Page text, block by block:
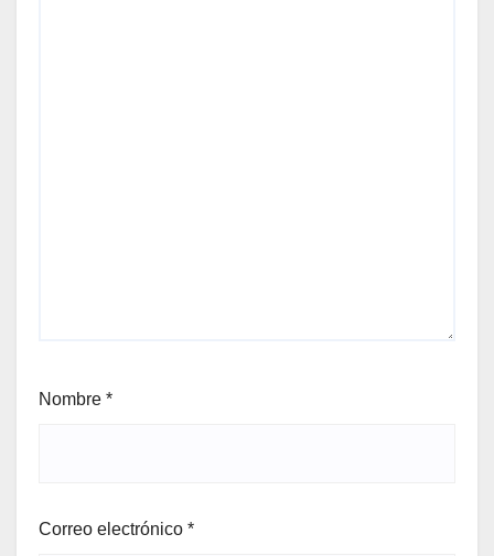
Nombre *
Correo electrónico *